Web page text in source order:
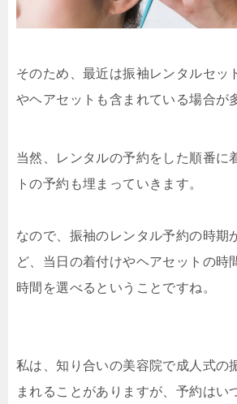
そのため、最近は振袖レンタルセッ
やヘアセットも含まれている場合が
当然、レンタルの予約をした順番に
トの予約も埋まっていきます。
なので、振袖のレンタル予約の時期
ど、当日の着付けやヘアセットの時
時間を選べるということですね。
私は、知り合いの美容院で成人式の
まれることがありますが、予約はい